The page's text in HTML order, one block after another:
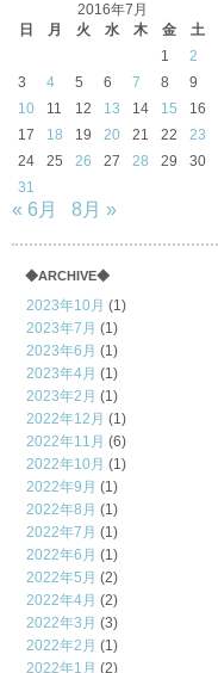
2016年7月
日
月 火 水 木 金
土
1
2
3
4 5 6 7 8
9
10
11 12 13 14 15
16
17
18 19 20 21 22
23
24
25 26 27 28 29
30
31
« 6月 8月 »
◆ARCHIVE◆
2023年10月 (1)
2023年7月 (1)
2023年6月 (1)
2023年4月 (1)
2023年2月 (1)
2022年12月 (1)
2022年11月 (6)
2022年10月 (1)
2022年9月 (1)
2022年8月 (1)
2022年7月 (1)
2022年6月 (1)
2022年5月 (2)
2022年4月 (2)
2022年3月 (3)
2022年2月 (1)
2022年1月 (2)